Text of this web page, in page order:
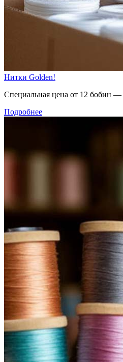
Нитки Golden!
Специальная цена от 12 бобин —
Подробнее